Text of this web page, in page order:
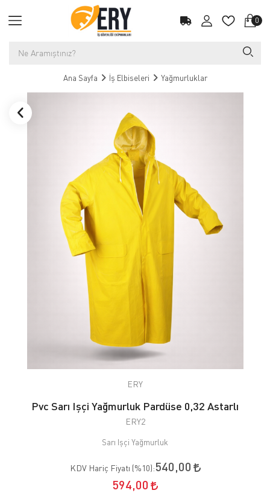
0
Ana Sayfa İş Elbiseleri Yağmurluklar
ERY
Pvc Sarı Işçi Yağmurluk Pardüse 0,32 Astarlı
ERY2
Sarı Işçi Yağmurluk
KDV Hariç Fiyatı (%10):540,00
594,00